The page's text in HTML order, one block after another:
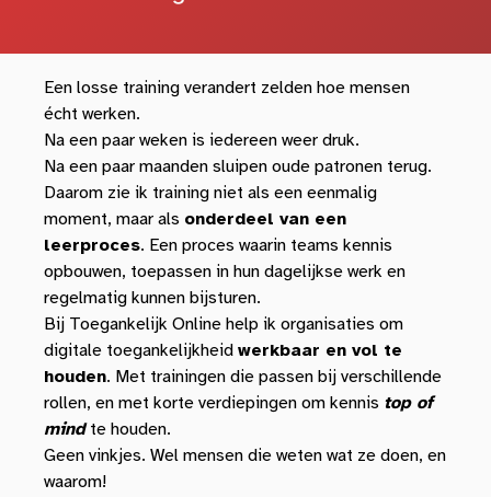
Een losse training verandert zelden hoe mensen
écht werken.
Na een paar weken is iedereen weer druk.
Na een paar maanden sluipen oude patronen terug.
Daarom zie ik training niet als een eenmalig
moment, maar als onderdeel van een
leerproces. Een proces waarin teams kennis
opbouwen, toepassen in hun dagelijkse werk en
regelmatig kunnen bijsturen.
Bij Toegankelijk Online help ik organisaties om
digitale toegankelijkheid werkbaar en vol te
houden. Met trainingen die passen bij verschillende
rollen, en met korte verdiepingen om kennis top of
mindte houden.
Geen vinkjes. Wel mensen die weten wat ze doen, en
waarom!